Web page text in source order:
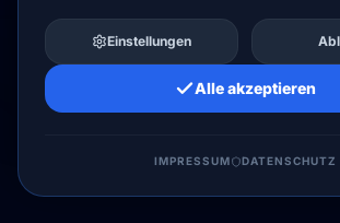
LIZENZHERO LTD
Einstellungen
Alle akzeptieren
IMPRESSUM DATENSCHUTZ